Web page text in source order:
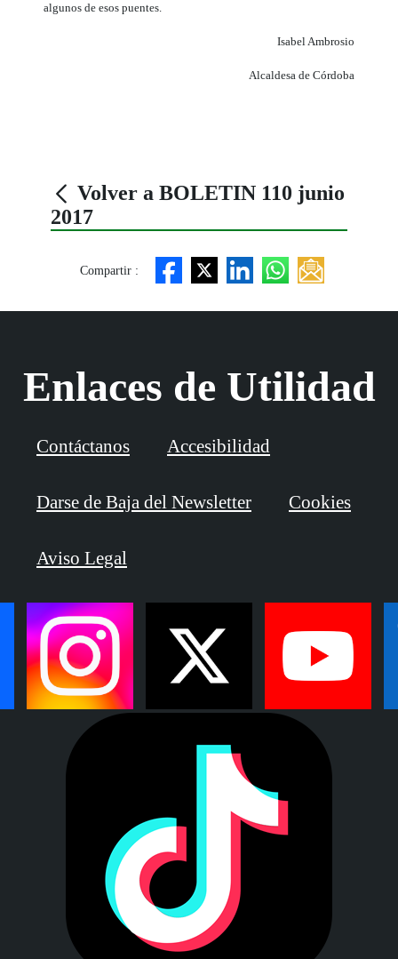
algunos de esos puentes.
Isabel Ambrosio
Alcaldesa de Córdoba
Volver a BOLETIN 110 junio
2017
Compartir :
Enlaces de Utilidad
Contáctanos Accesibilidad
Darse de Baja del Newsletter Cookies
Aviso Legal